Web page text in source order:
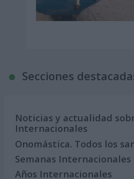
Secciones
Noticias y actualidad
Internacionales
Onomástica. Todos los
Semanas Internacionales
Años Internacionales